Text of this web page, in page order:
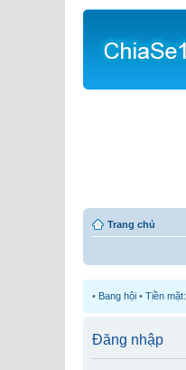
Trang chủ
• Bang hội • Tiền mặt:
Đăng nhập